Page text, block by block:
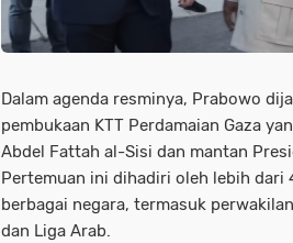
Dalam agenda resminya, Prabowo
pembukaan KTT Perdamaian Gaza
Abdel Fattah al-Sisi dan mantan
Pertemuan ini dihadiri oleh lebih
berbagai negara, termasuk
dan Liga Arab.